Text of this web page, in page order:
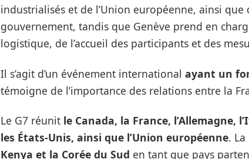
industrialisés et de l’Union européenne, ainsi que
gouvernement, tandis que Genève prend en
logistique, de l’accueil des participants et des
Il s’agit d’un événement international ayant un
témoigne de l’importance des relations entre la
Le G7 réunit le Canada, la France, l’Allemagne,
les États-Unis, ainsi que l’Union européenne.
Kenya et la Corée du Sud en tant que pays